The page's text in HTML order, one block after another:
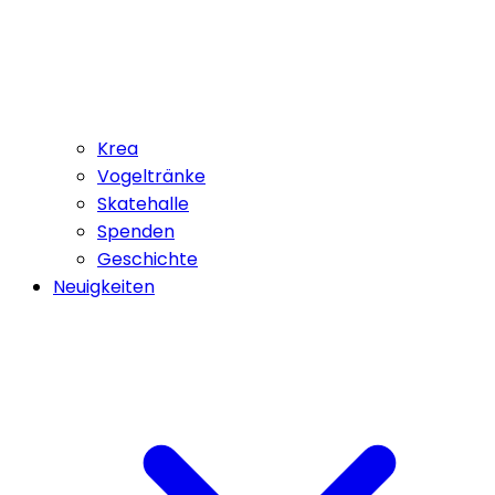
Krea
Vogeltränke
Skatehalle
Spenden
Geschichte
Neuigkeiten